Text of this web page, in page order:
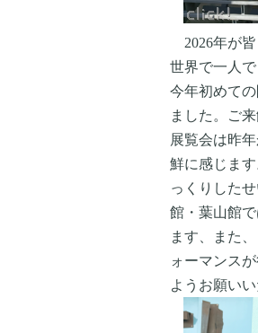
2026年が
世界で一人
今年初めて
ました。ご
展覧会は昨
鮮に感じま
っくりした
館・葉山館
ます、また
ォーマンス
ようお願い